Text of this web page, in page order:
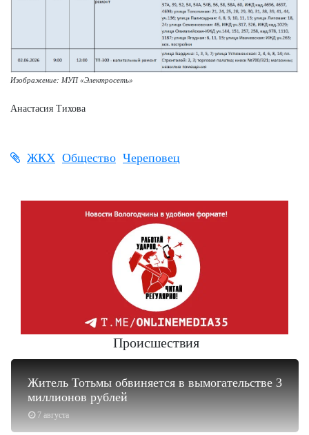
Изображение: МУП «Электросеть»
Анастасия Тихова
ЖКХ Общество Череповец
Происшествия
7 августа
Житель Тотьмы обвиняется в вымогательстве 3
миллионов рублей